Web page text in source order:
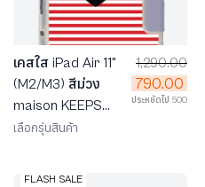
เคสใส iPad Air 11"
(M2/M3) สีม่วง
maison KEEPS
ลายทางหัวใจ
1,290.00
790.00
ประหยัดไป 500
เลือกรุ่นสินค้า
FLASH SALE